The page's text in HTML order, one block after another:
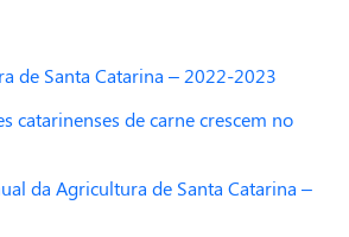
de Santa Catarina – 2022-2023
catarinenses de carne crescem no
da Agricultura de Santa Catarina –